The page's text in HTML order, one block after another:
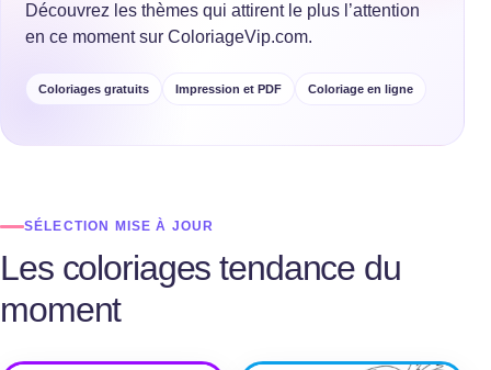
Découvrez les thèmes qui attirent le plus l’attention
en ce moment sur ColoriageVip.com.
Coloriages gratuits Impression et PDF Coloriage en ligne
SÉLECTION MISE À JOUR
Les coloriages tendance du
moment